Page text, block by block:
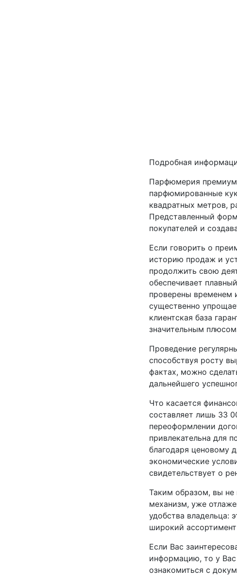
Подробная
Парфюмерия
парфюмированные
квадратных метров,
Представленный
покупателей и
Если говорить о
историю продаж и
продолжить свою
обеспечивает
проверены временем
существенно
клиентская база
значительным
Проведение
способствуя росту
фактах, можно
дальнейшего
Что касается
составляет лишь 33
переоформлении
привлекательна для
благодаря ценовому
экономические
свидетельствует о
Таким образом, вы не
механизм, уже
удобства владельца:
широкий
Если Вас
информацию, то у Вас
ознакомиться с